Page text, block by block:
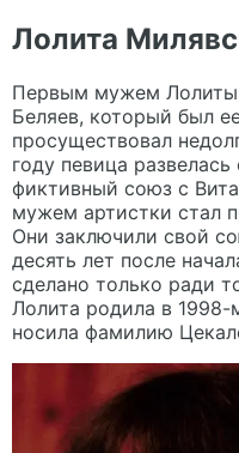
Лолита
Первым мужем Лолиты
Беляев, который был
просуществовал
году певица
фиктивный союз с
мужем артистки стал
Они заключили свой
десять лет после
сделано только ради
Лолита родила в
носила фамилию